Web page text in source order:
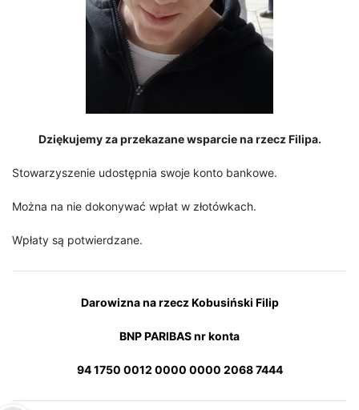
Dziękujemy za przekazane wsparcie na rzecz Filipa.
Stowarzyszenie udostępnia swoje konto bankowe.
Można na nie dokonywać wpłat w złotówkach.
Wpłaty są potwierdzane.
Darowizna na rzecz Kobusiński Filip
BNP PARIBAS nr konta
94 1750 0012 0000 0000 2068 7444